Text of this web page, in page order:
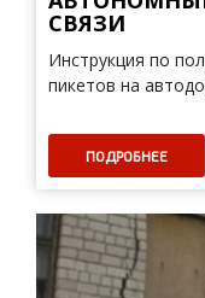
СВЯЗИ
Инструкция по
пикетов на
ПОДРОБНЕЕ